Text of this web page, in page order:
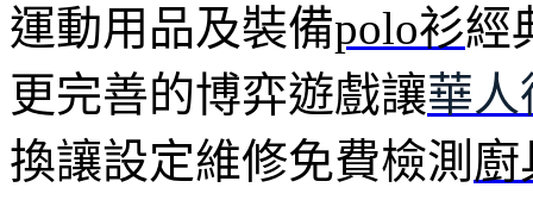
運動用品及裝備polo衫經
更完善的博弈遊戲讓華人
換讓設定維修免費檢測 廚